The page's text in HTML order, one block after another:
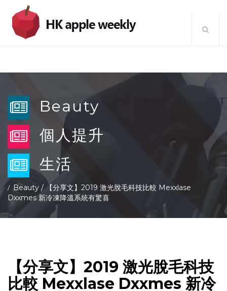
Beauty
個人提升
生活
Beauty / 【分享文】2019 激光脫毛科技比較 Mexxlase
Dxxmes 新冷凍降溫系統有驚喜
【分享文】2019 激光脫毛科技
比較 Mexxlase Dxxmes 新冷